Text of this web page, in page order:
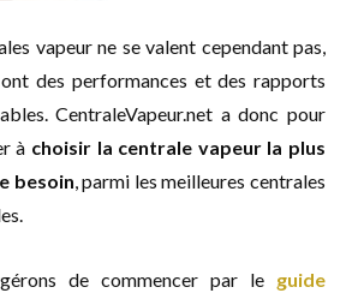
vapeur ne se valent cependant pas,
ont des performances et des rapports
CentraleVapeur.net a donc pour
à choisir la centrale vapeur la plus
besoin, parmi les meilleures centrales
de commencer par le guide